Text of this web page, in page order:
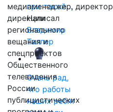
при такой…
Написал
Владимир
Таллер
Очень рад,
что работы
наших ребят
медиаменеджер, директор
дирекции
регионального
вещания и
спецпроектов
Общественного
телевидения
России
публицистических